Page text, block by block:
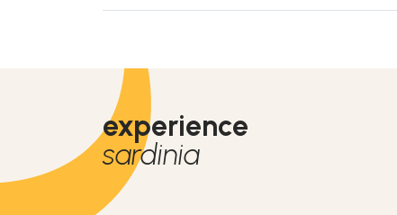
experience
sardinia